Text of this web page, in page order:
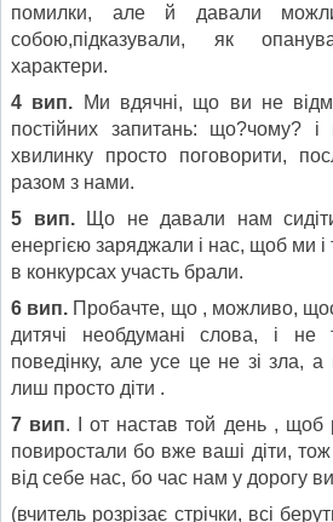
помилки, але й давали
собою,підказували, як
характери.
4 вип. Ми вдячні, що ви не
постійних запитань: що?чому?
хвилинку просто поговорити,
разом з нами.
5 вип.Що не давали нам
енергією заряджали і нас, щоб ми і
в конкурсах участь брали.
6 вип. Пробачте, що , можливо,
дитячі необдумані слова, і не
поведінку, але усе це не зі зла,
лиш просто діти .
7 вип. І от настав той день , щоб
повиростали бо вже ваші діти, тож
від себе нас, бо час нам у дорогу
(вчитель розрізає стрічки, всі